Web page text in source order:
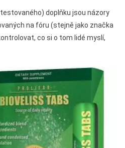
doplňku jsou názory
na fóru (stejně jako značka
co si o tom lidé myslí,